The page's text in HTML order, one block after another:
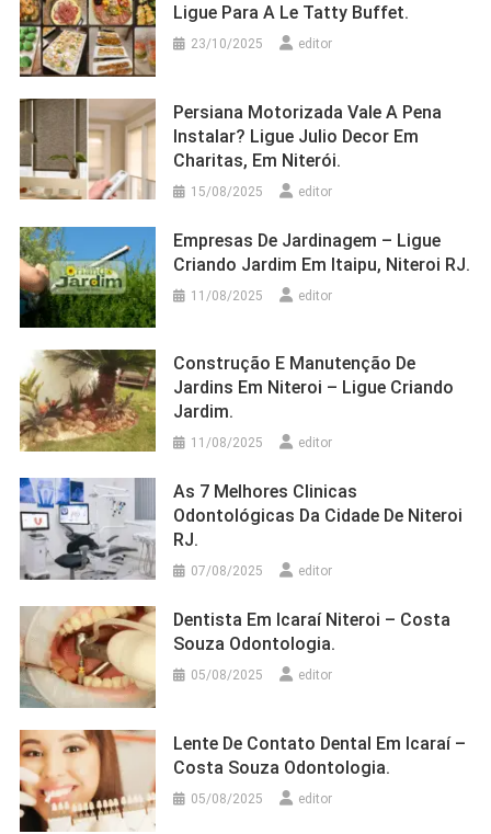
Ligue Para A Le Tatty Buffet.
23/10/2025 editor
Persiana Motorizada Vale A Pena
Instalar? Ligue Julio Decor Em
Charitas, Em Niterói.
15/08/2025 editor
Empresas De Jardinagem – Ligue
Criando Jardim Em Itaipu, Niteroi RJ.
11/08/2025 editor
Construção E Manutenção De
Jardins Em Niteroi – Ligue Criando
Jardim.
11/08/2025 editor
As 7 Melhores Clinicas
Odontológicas Da Cidade De Niteroi
RJ.
07/08/2025 editor
Dentista Em Icaraí Niteroi – Costa
Souza Odontologia.
05/08/2025 editor
Lente De Contato Dental Em Icaraí –
Costa Souza Odontologia.
05/08/2025 editor